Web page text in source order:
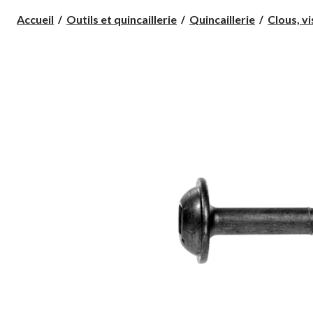
Accueil Outils et quincaillerie Quincaillerie Clous,